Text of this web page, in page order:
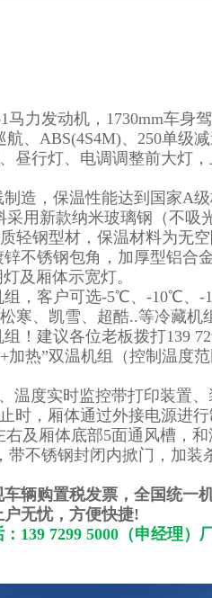
力发动机，1730mm车身
、ABS(4S4M)、250单级
昼行灯、电调调整前大灯
造，保温性能达到国家A
采用新款纳米玻璃钢（不吸
轻钢型材，保温材料为无
不锈钢包角，加厚型铝合
及厢体示宽灯。
，客户可选-5℃、-10℃、-
寒、凯雪、超酷..等冷藏机
！建议各位老板拨打139
加热”双温机组（控制温度
温度实时监控带打印装置
时，厢体通过外接电源进行
及厢体底部5面通风槽，
带不锈钢封闭内掀门，加装
辆购置税发票，全国统一
无忧，方便快捷!
139 7299 5000（申经理）